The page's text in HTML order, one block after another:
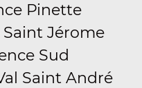
Pinette
Jérome
Sud
Saint André